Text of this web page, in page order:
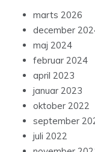
marts 2026
december
maj 2024
februar 2024
april 2023
januar 2023
oktober 2022
september
juli 2022